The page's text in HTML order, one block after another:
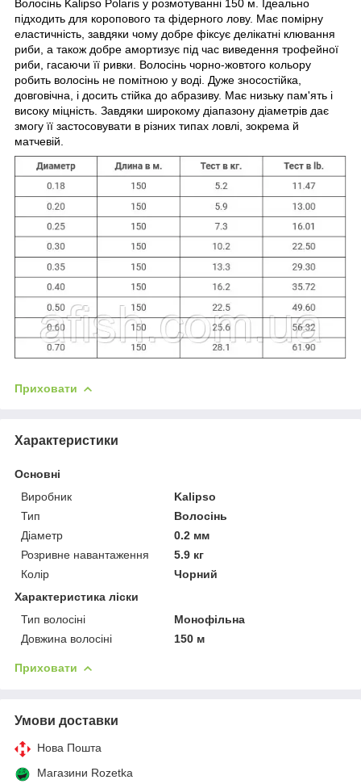
Волосінь Kalipso Polaris у розмотуванні 150 м. Ідеально
підходить для коропового та фідерного лову. Має помірну
еластичність, завдяки чому добре фіксує делікатні клювання
риби, а також добре амортизує під час виведення трофейної
риби, гасаючи її ривки. Волосінь чорно-жовтого кольору
робить волосінь не помітною у воді. Дуже зносостійка,
довговічна, і досить стійка до абразиву. Має низьку пам'ять і
високу міцність. Завдяки широкому діапазону діаметрів дає
змогу її застосовувати в різних типах ловлі, зокрема й
матчевій.
Приховати
Характеристики
Основні
Виробник
Kalipso
Тип
Волосінь
Діаметр
0.2 мм
Розривне навантаження
5.9 кг
Колір
Чорний
Характеристика ліски
Тип волосіні
Монофільна
Довжина волосіні
150 м
Приховати
Умови доставки
Нова Пошта
Магазини Rozetka